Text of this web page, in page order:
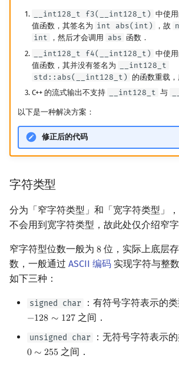
__int128_t f3(__int128_t) 中使
值函数，其签名为 int abs(int) ，故 n
int
，然后才会调用 abs 函数．
__int128_t f4(__int128_t) 中使
值函数，其并没有签名为
__int128_t
std::abs(__int128_t)
的函数重载
C++ 的流式输出不支持
__int128_t 与
以下是一种解决方案：
修正后的代码
字符类型
分为「窄字符类型」和「宽字符类型」
不会用到宽字符类型，故此处仅介绍窄字
窄字符型位数一般为 8
8 位，实际上底层
数，一般通过 ASCII 编码 实现字符与整
如下三种：
signed char ：有符号字符表示的
−128 ∼ 127
−128∼127 之间．
unsigned char ：无符号字符表示
0 ∼ 255
0 ∼255 之间．